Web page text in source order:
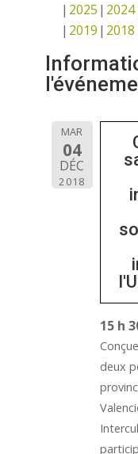
2025 2024
2019 2018
MAR
04
DÉC
2018
15 h
deux